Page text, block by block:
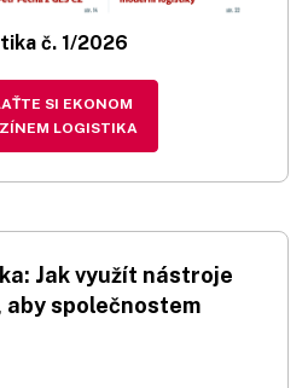
č. 1/2026
SI EKONOM
LOGISTIKA
Jak využít nástroje
společnostem